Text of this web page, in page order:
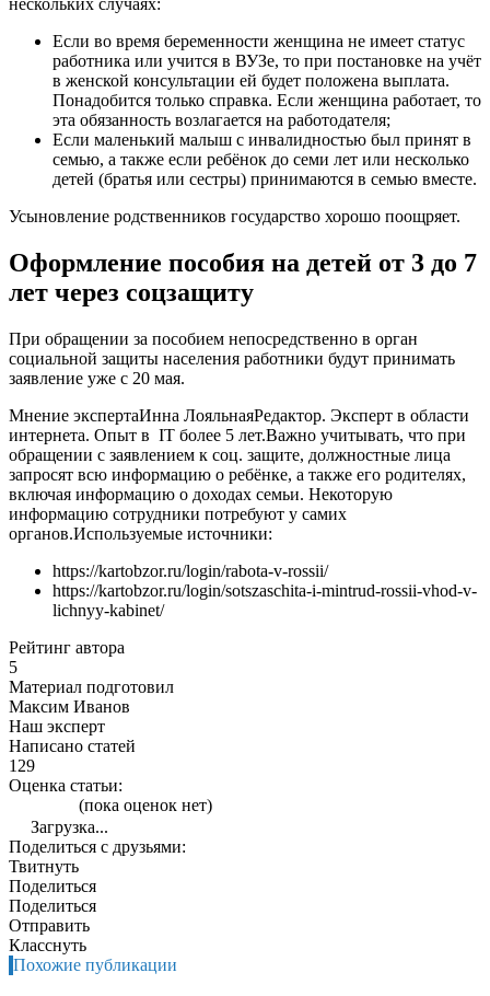
Если во время беременности женщина не имеет статус
работника или учится в ВУЗе, то при постановке на учёт
в женской консультации ей будет положена выплата.
Понадобится только справка. Если женщина работает, то
эта обязанность возлагается на работодателя;
Если маленький малыш с инвалидностью был принят в
семью, а также если ребёнок до семи лет или несколько
детей (братья или сестры) принимаются в семью вместе.
Усыновление родственников государство хорошо поощряет.
Оформление пособия на детей от 3 до 7
лет через соцзащиту
При обращении за пособием непосредственно в орган
социальной защиты населения работники будут принимать
заявление уже с 20 мая.
Мнение экспертаИнна ЛояльнаяРедактор. Эксперт в области
интернета. Опыт в IT более 5 лет.Важно учитывать, что при
обращении с заявлением к соц. защите, должностные лица
запросят всю информацию о ребёнке, а также его родителях,
включая информацию о доходах семьи. Некоторую
информацию сотрудники потребуют у самих
органов.Используемые источники:
https://kartobzor.ru/login/rabota-v-rossii/
https://kartobzor.ru/login/sotszaschita-i-mintrud-rossii-vhod-v-
lichnyy-kabinet/
Рейтинг автора
5
Материал подготовил
Максим Иванов
Наш эксперт
Написано статей
129
Оценка статьи:
(пока оценок нет)
Загрузка...
Поделиться с друзьями:
Твитнуть
Поделиться
Поделиться
Отправить
Класснуть
Похожие публикации